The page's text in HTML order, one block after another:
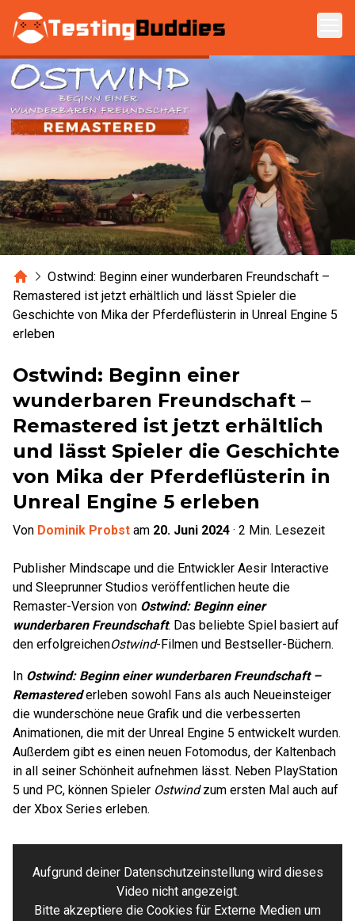
Zum Hauptinhalt springen
HomeOstwind: Beginn einer wunderbaren Freundschaft –
Remastered ist jetzt erhältlich und lässt Spieler die
Geschichte von Mika der Pferdeflüsterin in Unreal Engine 5
erleben
Ostwind: Beginn einer
wunderbaren Freundschaft –
Remastered ist jetzt erhältlich
und lässt Spieler die Geschichte
von Mika der Pferdeflüsterin in
Unreal Engine 5 erleben
Von Dominik Probst am 20. Juni 2024 · 2 Min. Lesezeit
Publisher Mindscape und die Entwickler Aesir Interactive
und Sleeprunner Studios veröffentlichen heute die
Remaster-Version von Ostwind: Beginn einer
wunderbaren Freundschaft. Das beliebte Spiel basiert auf
den erfolgreichenOstwind-Filmen und Bestseller-Büchern.
In Ostwind: Beginn einer wunderbaren Freundschaft –
Remasterederleben sowohl Fans als auch Neueinsteiger
die wunderschöne neue Grafik und die verbesserten
Animationen, die mit der Unreal Engine 5 entwickelt wurden.
Außerdem gibt es einen neuen Fotomodus, der Kaltenbach
in all seiner Schönheit aufnehmen lässt. Neben PlayStation
5 und PC, können Spieler Ostwindzum ersten Mal auch auf
der Xbox Series erleben.
Aufgrund deiner Datenschutzeinstellung wird dieses
Video nicht angezeigt.
Bitte akzeptiere die Cookies für Externe Medien um